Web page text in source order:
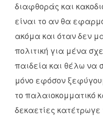
διαφθοράς και
είναι το αν θα
ακόμα και όταν δεν
πολιτική για μένα
παιδεία και θέλω να
μόνο εφόσον
το παλαιοκομματικό
δεκαετίες κατέτρωγε